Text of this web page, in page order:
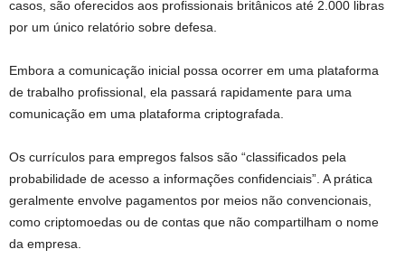
casos, são oferecidos aos profissionais britânicos até 2.000 libras
por um único relatório sobre defesa.
Embora a comunicação inicial possa ocorrer em uma plataforma
de trabalho profissional, ela passará rapidamente para uma
comunicação em uma plataforma criptografada.
Os currículos para empregos falsos são “classificados pela
probabilidade de acesso a informações confidenciais”. A prática
geralmente envolve pagamentos por meios não convencionais,
como criptomoedas ou de contas que não compartilham o nome
da empresa.